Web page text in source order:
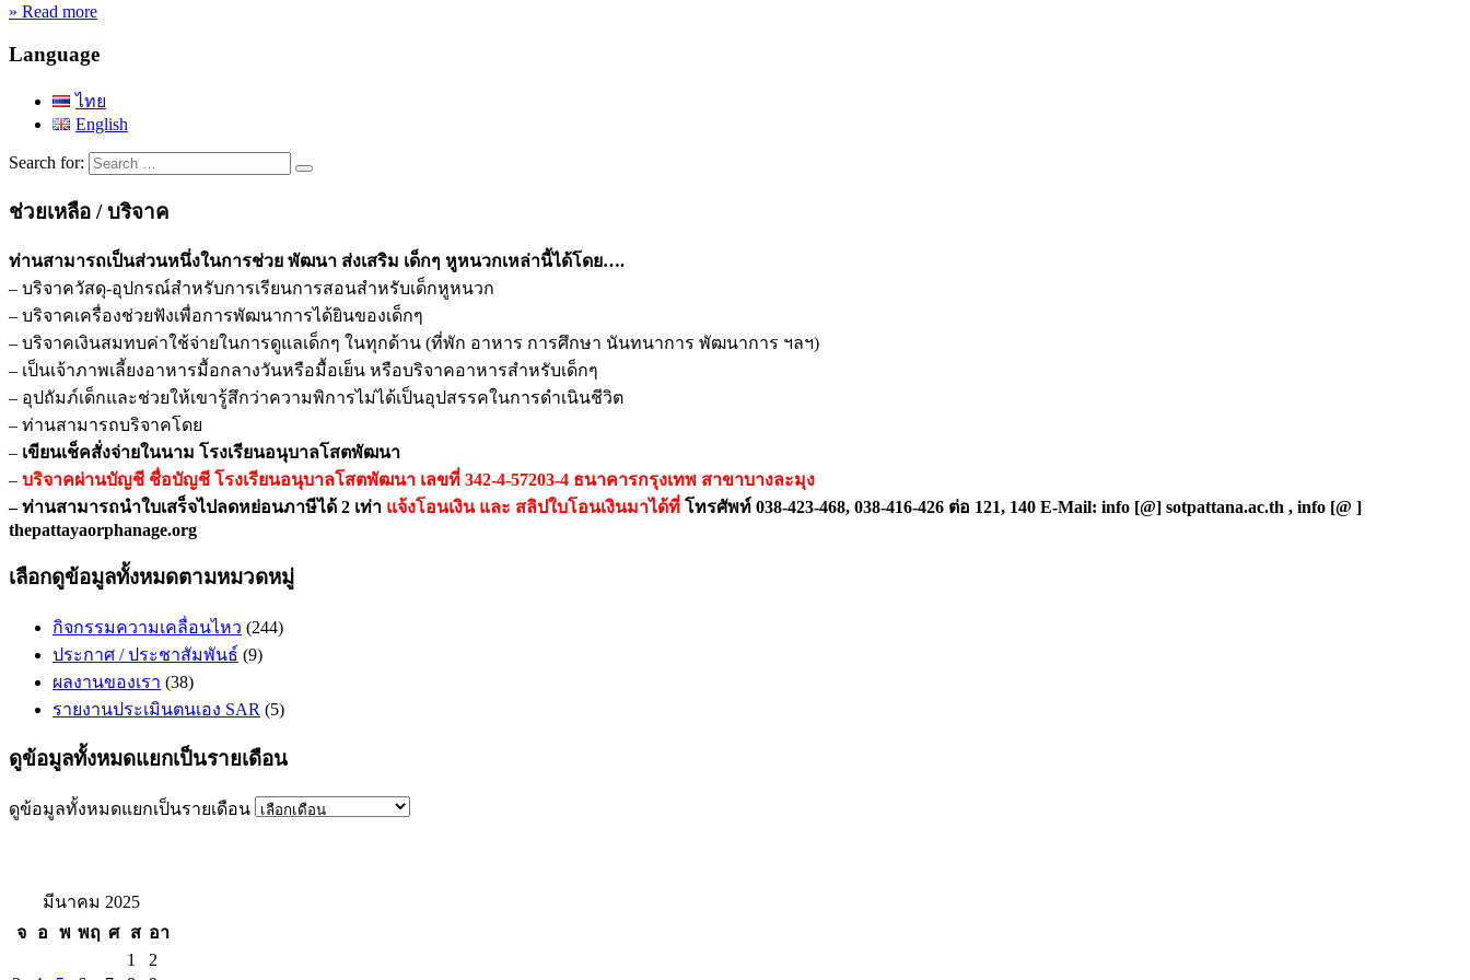
» Read more
Language
ไทย
English
Search for:
ช่วยเหลือ / บริจาค
ท่านสามารถเป็นส่วนหนึ่งในการช่วย พัฒนา ส่งเสริม เด็กๆ หูหนวกเหล่านี้ได้โดย….
– บริจาควัสดุ-อุปกรณ์สำหรับการเรียนการสอนสำหรับเด็กหูหนวก
– บริจาคเครื่องช่วยฟังเพื่อการพัฒนาการได้ยินของเด็กๆ
– บริจาคเงินสมทบค่าใช้จ่ายในการดูแลเด็กๆ ในทุกด้าน (ที่พัก อาหาร การศึกษา นันทนาการ พัฒนาการ ฯลฯ)
– เป็นเจ้าภาพเลี้ยงอาหารมื้อกลางวันหรือมื้อเย็น หรือบริจาคอาหารสำหรับเด็กๆ
– อุปถัมภ์เด็กและช่วยให้เขารู้สึกว่าความพิการไม่ได้เป็นอุปสรรคในการดำเนินชีวิต
– ท่านสามารถบริจาคโดย
– เขียนเช็คสั่งจ่ายในนาม โรงเรียนอนุบาลโสตพัฒนา
– บริจาคผ่านบัญชี ชื่อบัญชี โรงเรียนอนุบาลโสตพัฒนา เลขที่ 342-4-57203-4 ธนาคารกรุงเทพ สาขาบางละมุง
– ท่านสามารถนำใบเสร็จไปลดหย่อนภาษีได้ 2 เท่า แจ้งโอนเงิน และ สลิปใบโอนเงินมาได้ที่ โทรศัพท์ 038-423-468, 038-416-426 ต่อ 121, 140 E-Mail: info [@] sotpattana.ac.th , info [@ ]
thepattayaorphanage.org
เลือกดูข้อมูลทั้งหมดตามหมวดหมู่
กิจกรรมความเคลื่อนไหว (244)
ประกาศ / ประชาสัมพันธ์ (9)
ผลงานของเรา (38)
รายงานประเมินตนเอง SAR (5)
ดูข้อมูลทั้งหมดแยกเป็นรายเดือน
ดูข้อมูลทั้งหมดแยกเป็นรายเดือน
มีนาคม 2025
จ
อ พ พฤ ศ ส อา
1
2